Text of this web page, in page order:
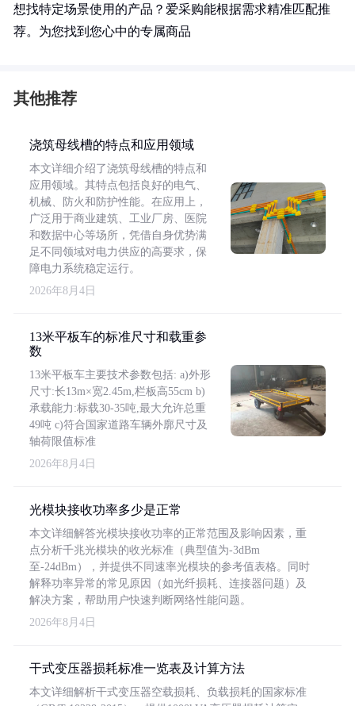
想找特定场景使用的产品？爱采购能根据需求精准匹配推
荐。为您找到您心中的专属商品
其他推荐
浇筑母线槽的特点和应用领域
本文详细介绍了浇筑母线槽的特点和
应用领域。其特点包括良好的电气、
机械、防火和防护性能。在应用上，
广泛用于商业建筑、工业厂房、医院
和数据中心等场所，凭借自身优势满
足不同领域对电力供应的高要求，保
障电力系统稳定运行。
2026年8月4日
13米平板车的标准尺寸和载重参
数
13米平板车主要技术参数包括: a)外形
尺寸:长13m×宽2.45m,栏板高55cm b)
承载能力:标载30-35吨,最大允许总重
49吨 c)符合国家道路车辆外廓尺寸及
轴荷限值标准
2026年8月4日
光模块接收功率多少是正常
本文详细解答光模块接收功率的正常范围及影响因素，重
点分析千兆光模块的收光标准（典型值为-3dBm
至-24dBm），并提供不同速率光模块的参考值表格。同时
解释功率异常的常见原因（如光纤损耗、连接器问题）及
解决方案，帮助用户快速判断网络性能问题。
2026年8月4日
干式变压器损耗标准一览表及计算方法
本文详细解析干式变压器空载损耗、负载损耗的国家标准